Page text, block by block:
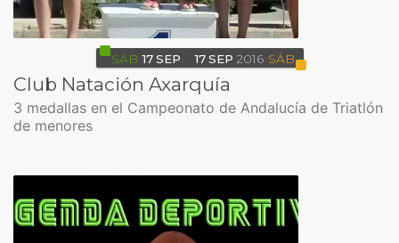
SÁB 17 SEP 17 SEP 2016 SÁB
Club Natación Axarquía
3 medallas en el Campeonato de Andalucía de Triatlón
de menores